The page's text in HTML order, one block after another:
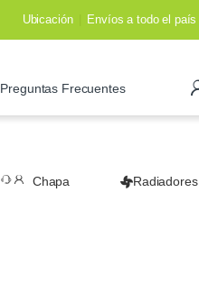
Ubicación Envíos a todo el país
Preguntas Frecuentes
Chapa Radiadores